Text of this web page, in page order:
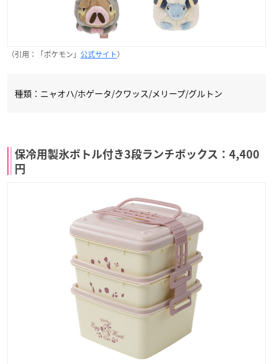
（引用：「ポケモン」 公式サイト）
種類：ニャオハ/ホゲータ/クワッス/メリープ/グルトン
保冷用製氷ボトル付き3段ランチボックス：4,400
円